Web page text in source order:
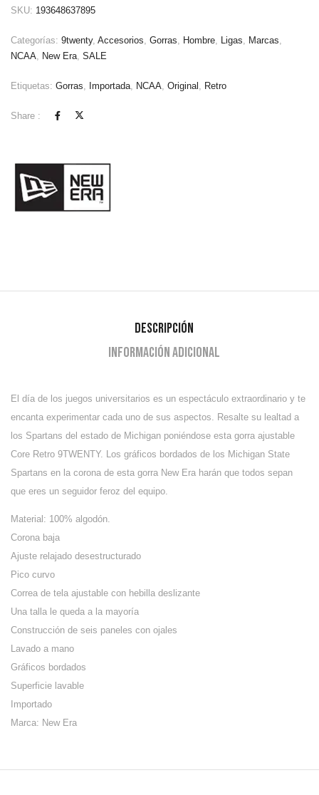
SKU: 193648637895
Categorías: 9twenty, Accesorios, Gorras, Hombre, Ligas, Marcas,
NCAA, New Era, SALE
Etiquetas: Gorras, Importada, NCAA, Original , Retro
Share :
Descripción
Información adicional
El día de los juegos universitarios es un espectáculo extraordinario y te
encanta experimentar cada uno de sus aspectos. Resalte su lealtad a
los Spartans del estado de Michigan poniéndose esta gorra ajustable
Core Retro 9TWENTY. Los gráficos bordados de los Michigan State
Spartans en la corona de esta gorra New Era harán que todos sepan
que eres un seguidor feroz del equipo.
Material: 100% algodón.
Corona baja
Ajuste relajado desestructurado
Pico curvo
Correa de tela ajustable con hebilla deslizante
Una talla le queda a la mayoría
Construcción de seis paneles con ojales
Lavado a mano
Gráficos bordados
Superficie lavable
Importado
Marca: New Era